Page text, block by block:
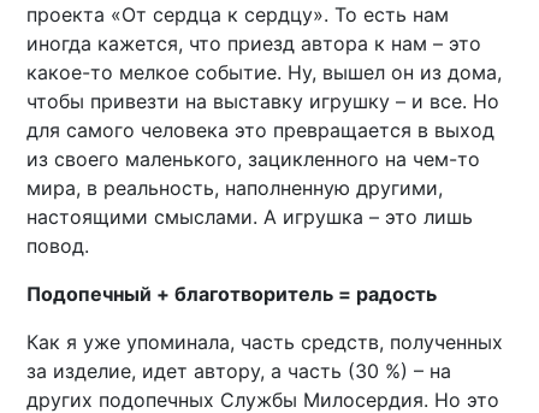
проекта «От сердца к сердцу». То есть нам
иногда кажется, что приезд автора к нам – это
какое-то мелкое событие. Ну, вышел он из дома,
чтобы привезти на выставку игрушку – и все. Но
для самого человека это превращается в выход
из своего маленького, зацикленного на чем-то
мира, в реальность, наполненную другими,
настоящими смыслами. А игрушка – это лишь
повод.
Подопечный + благотворитель = радость
Как я уже упоминала, часть средств, полученных
за изделие, идет автору, а часть (30 %) – на
других подопечных Службы Милосердия. Но это